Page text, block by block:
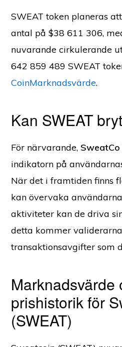
SWEAT token planeras
antal på $38 611 306,
nuvarande cirkulerande
642 859 489 SWEAT
CoinMarknadsvärde.
Kan SWEAT
För närvarande,
indikatorn på
När det i framtiden finns
kan övervaka
aktiviteter kan de driva
detta kommer
transaktionsavgifter som
Marknadsvärde
prishistorik för
(SWEAT)